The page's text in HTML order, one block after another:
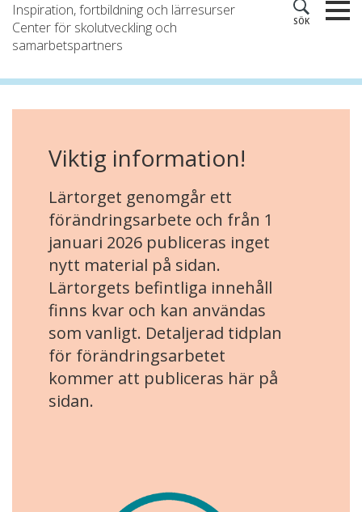
Inspiration, fortbildning och lärresurser
Center för skolutveckling och
samarbetspartners
SÖK
Viktig information!
Lärtorget genomgår ett
förändringsarbete och från 1
januari 2026 publiceras inget
nytt material på sidan.
Lärtorgets befintliga innehåll
finns kvar och kan användas
som vanligt. Detaljerad tidplan
för förändringsarbetet
kommer att publiceras här på
sidan.